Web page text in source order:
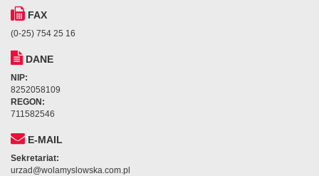
FAX
(0-25) 754 25 16
DANE
NIP:
8252058109
REGON:
711582546
E-MAIL
Sekretariat:
urzad@wolamyslowska.com.pl